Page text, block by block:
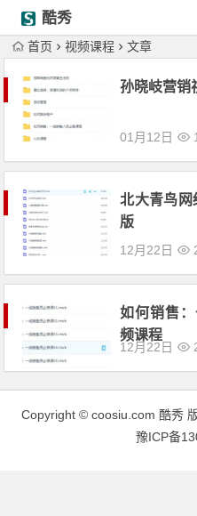
酷秀
首页 视频课程 文章
孙晓岐营销
01月12日
北大青鸟网
版
12月22日
如何销售
频课程
12月22日
Copyright © coosiu.com 酷秀
豫ICP备